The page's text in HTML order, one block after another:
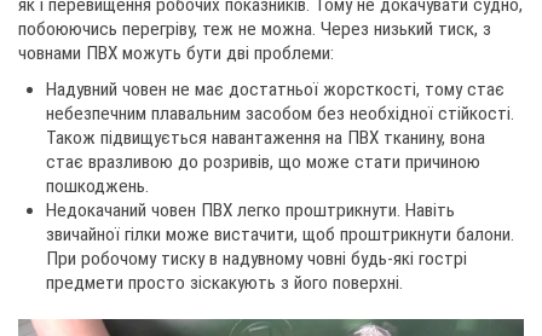
як і перевищення робочих показників. Тому не докачувати судно,
побоюючись перегріву, теж не можна. Через низький тиск, з
човнами ПВХ можуть бути дві проблеми:
Надувний човен не має достатньої жорсткості, тому стає
небезпечним плавальним засобом без необхідної стійкості.
Також підвищується навантаження на ПВХ тканину, вона
стає вразливою до розривів, що може стати причиною
пошкоджень.
Недокачаний човен ПВХ легко проштрикнути. Навіть
звичайної гілки може вистачити, щоб проштрикнути балони.
При робочому тиску в надувному човні будь-які гострі
предмети просто зіскакують з його поверхні.